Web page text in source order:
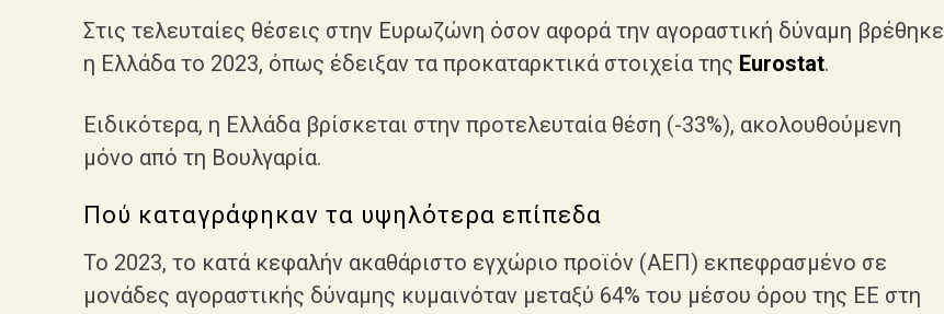
Στις τελευταίες θέσεις στην Ευρωζώνη όσον αφορά την αγοραστική δύναμη βρέθηκε
η Ελλάδα το 2023, όπως έδειξαν τα προκαταρκτικά στοιχεία της Eurostat.
Ειδικότερα, η Ελλάδα βρίσκεται στην προτελευταία θέση (-33%), ακολουθούμενη
μόνο από τη Βουλγαρία.
Πού καταγράφηκαν τα υψηλότερα επίπεδα
Το 2023, το κατά κεφαλήν ακαθάριστο εγχώριο προϊόν (ΑΕΠ) εκπεφρασμένο σε
μονάδες αγοραστικής δύναμης κυμαινόταν μεταξύ 64% του μέσου όρου της ΕΕ στη